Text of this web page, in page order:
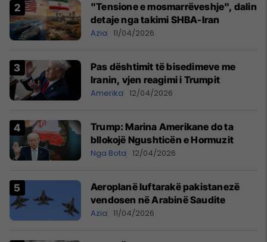
"Tensione e mosmarrëveshje", dalin
detaje nga takimi SHBA-Iran
Azia 11/04/2026
Pas dështimit të bisedimeve me
Iranin, vjen reagimi i Trumpit
Amerika 12/04/2026
Trump: Marina Amerikane do ta
bllokojë Ngushticën e Hormuzit
Nga Bota 12/04/2026
Aeroplanë luftarakë pakistanezë
vendosen në Arabinë Saudite
Azia 11/04/2026